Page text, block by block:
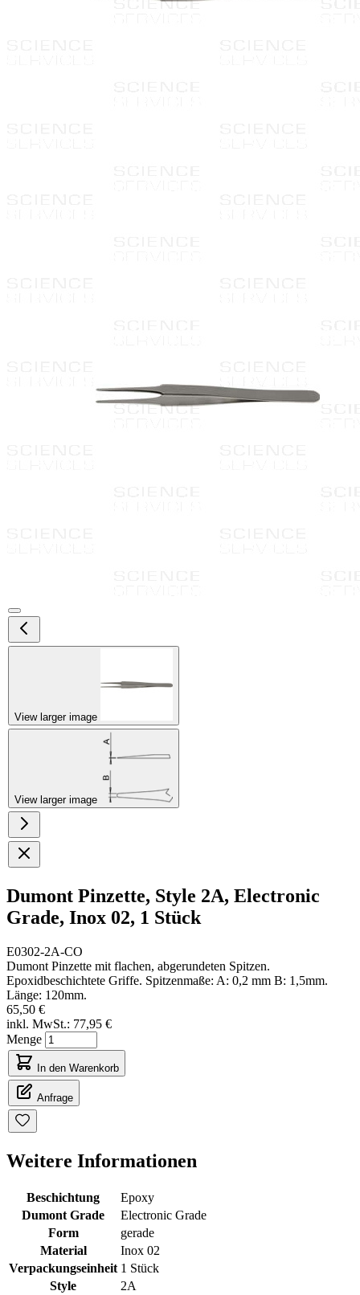
View larger image
View larger image
Dumont Pinzette, Style 2A, Electronic
Grade, Inox 02, 1 Stück
E0302-2A-CO
Dumont Pinzette mit flachen, abgerundeten Spitzen.
Epoxidbeschichtete Griffe. Spitzenmaße: A: 0,2 mm B: 1,5mm.
Länge: 120mm.
65,50 €
inkl. MwSt.: 77,95 €
Menge
In den Warenkorb
Anfrage
Weitere Informationen
Beschichtung
Epoxy
Dumont Grade
Electronic Grade
Form
gerade
Material
Inox 02
Verpackungseinheit 1 Stück
Style
2A